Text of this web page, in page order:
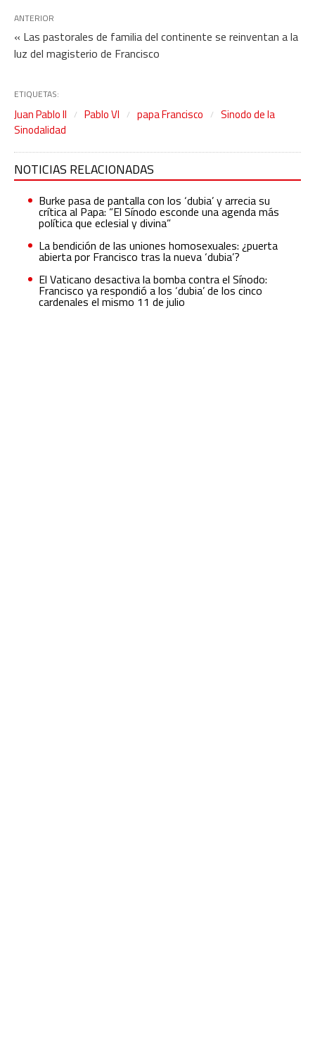
ANTERIOR
« Las pastorales de familia del continente se reinventan a la
luz del magisterio de Francisco
ETIQUETAS:
Juan Pablo II Pablo VI papa Francisco
Sinodo de la
Sinodalidad
NOTICIAS RELACIONADAS
Burke pasa de pantalla con los ‘dubia’ y arrecia su
crítica al Papa: “El Sínodo esconde una agenda más
política que eclesial y divina”
La bendición de las uniones homosexuales: ¿puerta
abierta por Francisco tras la nueva ‘dubia’?
El Vaticano desactiva la bomba contra el Sínodo:
Francisco ya respondió a los ‘dubia’ de los cinco
cardenales el mismo 11 de julio